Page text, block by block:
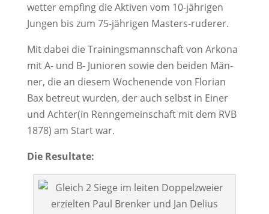
wet­ter emp­fing die Akti­ven vom 10-jäh­ri­gen
Jun­gen bis zum 75-jäh­ri­gen Masters-ruderer.
Mit dabei die Trai­nings­mann­schaft von Arko­na
mit A- und B- Junio­ren sowie den bei­den Män­
ner, die an die­sem Wochen­en­de von Flo­ri­an
Bax betreut wur­den, der auch selbst in Einer
und Achter(in Renn­ge­mein­schaft mit dem RVB
1878) am Start war.
Die Resul­ta­te: